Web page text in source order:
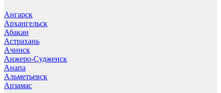
Ангарск
Архангельск
Абакан
Астрахань
Ачинск
Анжеро-Судженск
Анапа
Альметьевск
Арзамас